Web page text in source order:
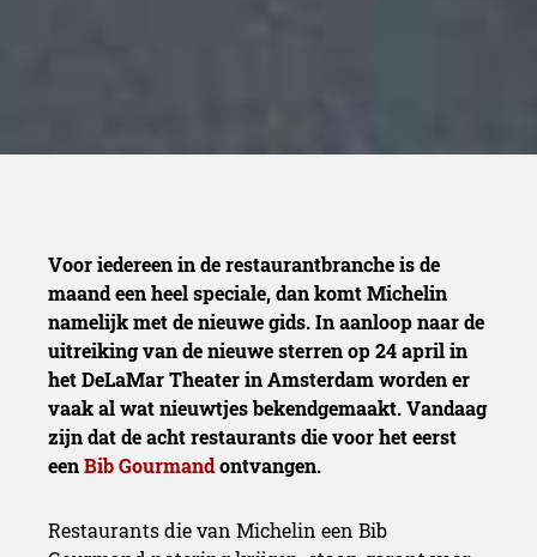
Voor iedereen in de restaurantbranche is de
maand een heel speciale, dan komt Michelin
namelijk met de nieuwe gids. In aanloop naar de
uitreiking van de nieuwe sterren op 24 april in
het DeLaMar Theater in Amsterdam worden er
vaak al wat nieuwtjes bekendgemaakt. Vandaag
zijn dat de acht restaurants die voor het eerst
eenBib Gourmandontvangen.
Restaurants die van Michelin een Bib